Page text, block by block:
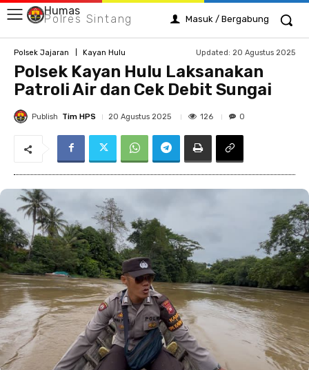
Humas
Polres Sintang Masuk / Bergabung
Polsek Jajaran Kayan Hulu Updated: 20 Agustus 2025
Polsek Kayan Hulu Laksanakan
Patroli Air dan Cek Debit Sungai
Publish Tim HPS 20 Agustus 2025 126 0